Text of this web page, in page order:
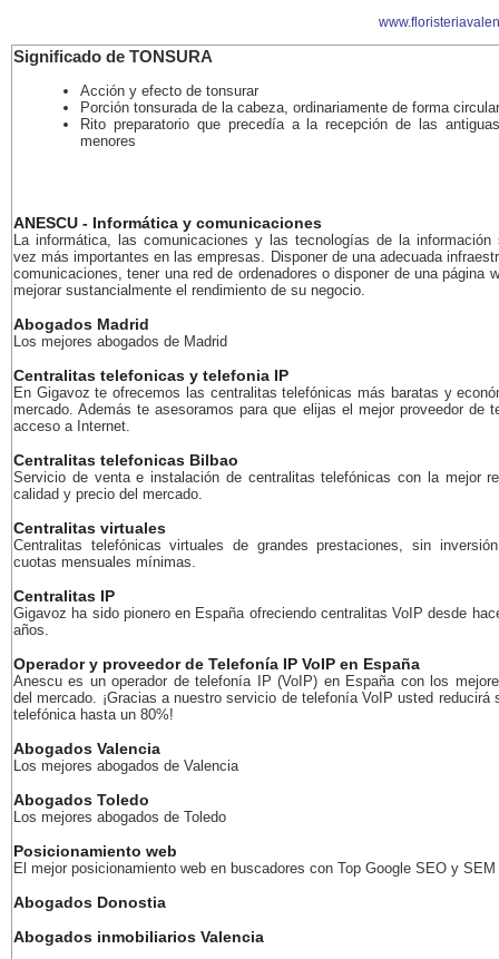
Significado de TONSURA
Acción y efecto de tonsurar
Porción tonsurada de la cabeza, ordinariamente de forma circular
Rito preparatorio que precedía a la recepción de las
menores
ANESCU - Informática y comunicaciones
La informática, las comunicaciones y las tecnologías de la información
vez más importantes en las empresas. Disponer de una adecuada
comunicaciones, tener una red de ordenadores o disponer de una página
mejorar sustancialmente el rendimiento de su negocio.
Abogados Madrid
Los mejores abogados de Madrid
Centralitas telefonicas y telefonia IP
En Gigavoz te ofrecemos las centralitas telefónicas más baratas y
mercado. Además te asesoramos para que elijas el mejor proveedor de
acceso a Internet.
Centralitas telefonicas Bilbao
Servicio de venta e instalación de centralitas telefónicas con la mejor
calidad y precio del mercado.
Centralitas virtuales
Centralitas telefónicas virtuales de grandes prestaciones, sin
cuotas mensuales mínimas.
Centralitas IP
Gigavoz ha sido pionero en España ofreciendo centralitas VoIP desde
años.
Operador y proveedor de Telefonía IP VoIP en España
Anescu es un operador de telefonía IP (VoIP) en España con los
del mercado. ¡Gracias a nuestro servicio de telefonía VoIP usted reducirá
telefónica hasta un 80%!
Abogados Valencia
Los mejores abogados de Valencia
Abogados Toledo
Los mejores abogados de Toledo
Posicionamiento web
El mejor posicionamiento web en buscadores con Top Google SEO y SEM
Abogados Donostia
Abogados inmobiliarios Valencia